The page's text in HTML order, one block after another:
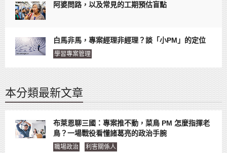
阿婆問路，以及常見的工期預估盲點
白馬非馬，專案經理非經理？談「小PM」的定位
學習專案管理
本分類最新文章
布萊恩聊三國：專案推不動，菜鳥 PM 怎麼指揮老
鳥？一場戰役看懂諸葛亮的政治手腕
職場政治 利害關係人